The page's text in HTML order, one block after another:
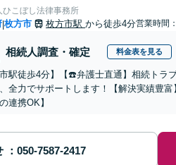
ひこぼし法律事務所
|枚方市 枚方市駅 から徒歩4分営業時間
相続人調査・確定 料金表を見る
市駅徒歩4分】【☎️弁護士直通】相続ト
全力でサポートします！【解決実績豊
連携OK】